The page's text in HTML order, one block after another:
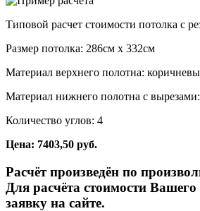
Типовой расчет стоимости потолка с
Размер потолка: 286см x 332см
Материал верхнего полотна:
Материал нижнего полотна с
Количество углов: 4
Цена: 7403,50 руб.
Расчёт произведён по
Для расчёта стоимости Вашего
заявку на сайте.